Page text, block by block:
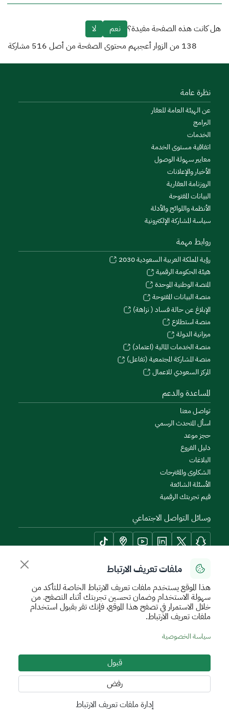
ملفات تعريف الارتباط
هذا الموقع يستخدم ملفات تعريف الارتباط الخاصة للتأكد من
سهولة الاستخدام وضمان تحسين تجربتك أثناء التصفح. من
خلال الاستمرار في تصفح هذا الموقع، فإنك تقر بقبول استخدام
ملفات تعريف الارتباط.
سياسة الخصوصية
قبول
رفض
إدارة ملفات تعريف الارتباط
هل كانت هذه الصفحة مفيدة؟ نعم
لا
138 من الزوار أعجبهم محتوى الصفحة من أصل 516 مشاركة
نظرة عامة
عن الهيئة العامة للعقار
البرامج
الخدمات
اتفاقية مستوى الخدمة
معايير سهولة الوصول
الأخبار والإعلانات
الروزنامة العقارية
البيانات المفتوحة
الأنظمة واللوائح والأدلة
سياسة المشاركة الإلكترونية
روابط مهمة
رؤية المملكة العربية السعودية 2030
هيئة الحكومة الرقمية
المنصة الوطنية الموحدة
منصة البيانات المفتوحة
الإبلاغ عن حالة فساد ( نزاهة)
منصة استطلاع
ميزانية الدولة
منصة الخدمات المالية (اعتماد)
منصة المشاركة المجتمعية (تفاعل)
المركز السعودي للاعمال
المساعدة والدعم
تواصل معنا
اسأل المتحدث الرسمي
حجز موعد
دليل الفروع
البلاغات
الشكاوى والمقترحات
الأسئلة الشائعة
قيم تجربتك الرقمية
وسائل التواصل الاجتماعي
أدوات الإتاحة وامكانية الوصول
سياسة الإستخدام الآمن
جميع الحقوق محفوظة للهيئة العامة للعقار © 2026
تم تطويره وتشغيله بواسطة الهيئة العامة للعقار